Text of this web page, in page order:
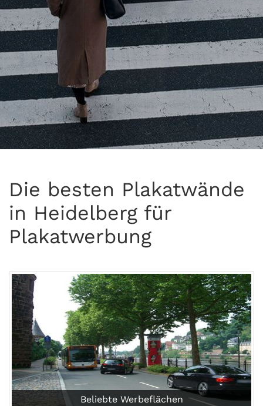
Die besten Plakatwände
in Heidelberg für
Plakatwerbung
Beliebte Werbeflächen